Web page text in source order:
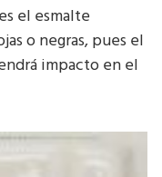
el esmalte
o negras, pues el
impacto en el